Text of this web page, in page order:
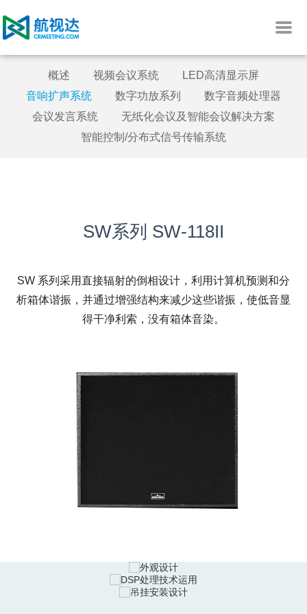
概述 视频会议系统
LED高清显示屏
音响扩声系统
数字功放系列
数字音频处理器
会议发言系统
无纸化会议及智能会议解决方案
智能控制/分布式信号传输系统
SW系列 SW-118II
SW 系列采用直接辐射的倒相设计，利用计算机预测和分
析箱体谐振，并通过增强结构来减少这些谐振，使低音显
得干净利索，没有箱体音染。
箱体设计有叠放固定槽，便于堆叠安装，不用担心震动引起滑落。
音箱两侧设计有搬运的挽手，音箱后背预留有滑轮的安装螺孔，便
表面处理采用多层环保水性油漆，坚固、耐用、环保。 优化的腔体
Lark、Shrike 等全频系列配套，调试简单快捷。
吊挂安装设计，可以为客户提供定制。干净、有力、丰满、紧凑，
SW 系列超低音让你的声音充满力量！